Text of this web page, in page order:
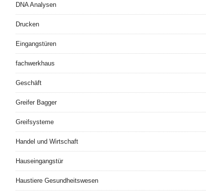
DNA Analysen
Drucken
Eingangstüren
fachwerkhaus
Geschäft
Greifer Bagger
Greifsysteme
Handel und Wirtschaft
Hauseingangstür
Haustiere Gesundheitswesen